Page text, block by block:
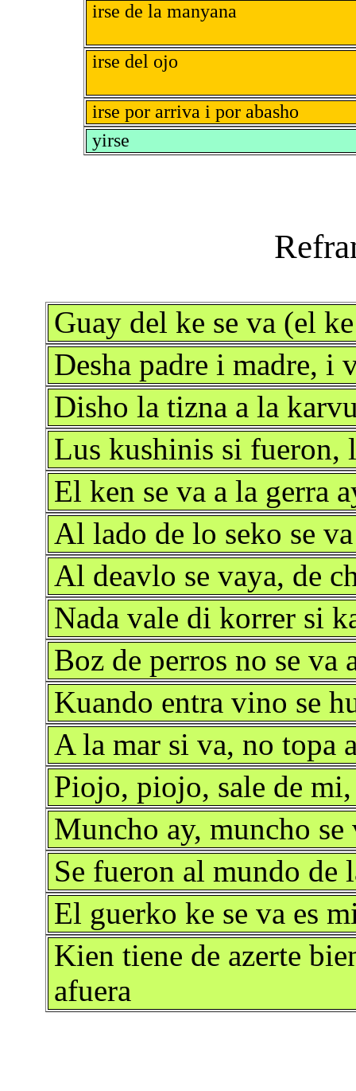
irse de la manyana
irse del ojo
irse por arriva i por abasho
yirse
Guay del ke se va (el
Desha padre i madre, i
Disho la tizna a la
Lus kushinis si fueron,
El ken se va a la gerra
Al lado de lo seko se
Al deavlo se vaya, de
Nada vale di korrer si
Boz de perros no se va
Kuando entra vino se
A la mar si va, no topa
Piojo, piojo, sale de
Muncho ay, muncho se
Se fueron al mundo de
El guerko ke se va es
Kien tiene de azerte
afuera